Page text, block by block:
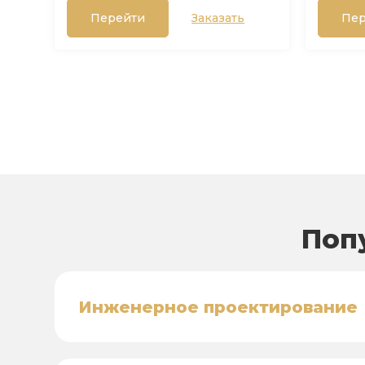
Перейти Заказать
Инженерное проектирование